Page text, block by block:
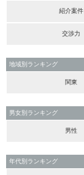
紹介案件
交渉力
地域別ランキング
関東
男女別ランキング
男性
年代別ランキング